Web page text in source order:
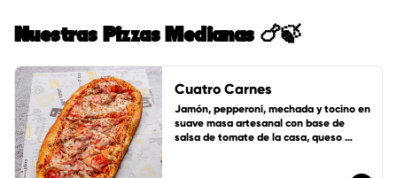
Nuestras Pizzas Medianas 🍗🍃
Cuatro Carnes
Jamón, pepperoni, mechada y tocino en
suave masa artesanal con base de
salsa de tomate de la casa, queso